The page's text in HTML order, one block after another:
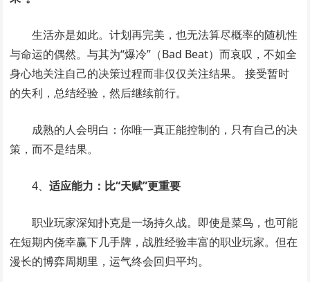
生活亦是如此。计划再完美，也无法算尽概率的随机性
与命运的偶然。与其为“爆冷”（Bad Beat）而哀叹，不如全
身心地关注自己的决策过程而非仅仅关注结果。 接受暂时
的失利，总结经验，然后继续前行。
成熟的人会明白：你唯一真正能控制的，只有自己的决
策，而不是结果。
4、适应能力：比“天赋”更重要
职业玩家深知扑克是一场持久战。即使是菜鸟，也可能
在短期内侥幸赢下几手牌，战胜经验丰富的职业玩家。但在
漫长的博弈周期里，运气终会回归平均。